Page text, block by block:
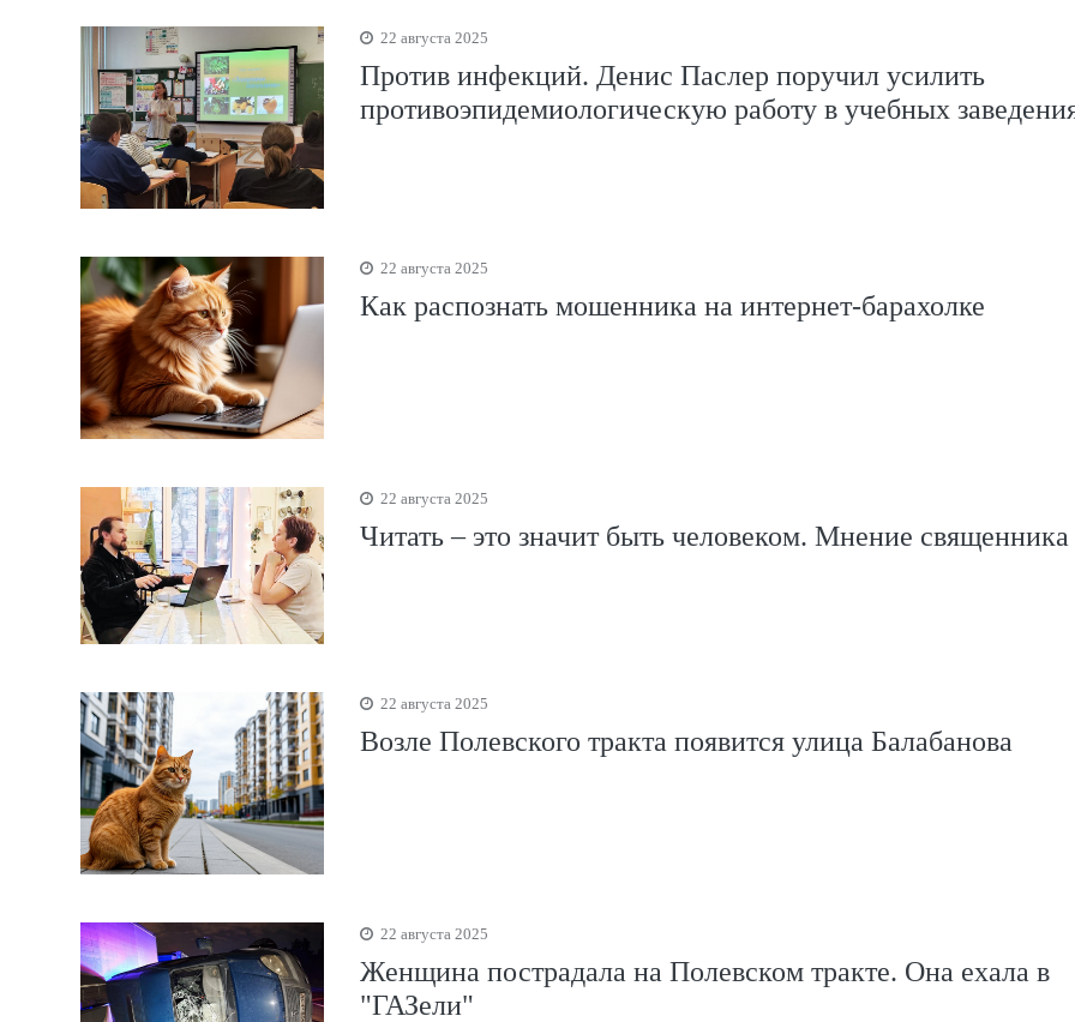
22 августа 2025
Против инфекций. Денис Паслер поручил усилить
противоэпидемиологическую работу в учебных
22 августа 2025
Как распознать мошенника на интернет-барахолке
22 августа 2025
Читать – это значит быть человеком. Мнение священника
22 августа 2025
Возле Полевского тракта появится улица Балабанова
22 августа 2025
Женщина пострадала на Полевском тракте. Она ехала в
"ГАЗели"